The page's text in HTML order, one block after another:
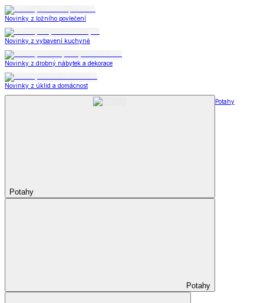
Novinky z ložního povlečení
Novinky z vybavení kuchyně
Novinky z drobný nábytek a dekorace
Novinky z úklid a domácnost
Potahy
Potahy
Potahy